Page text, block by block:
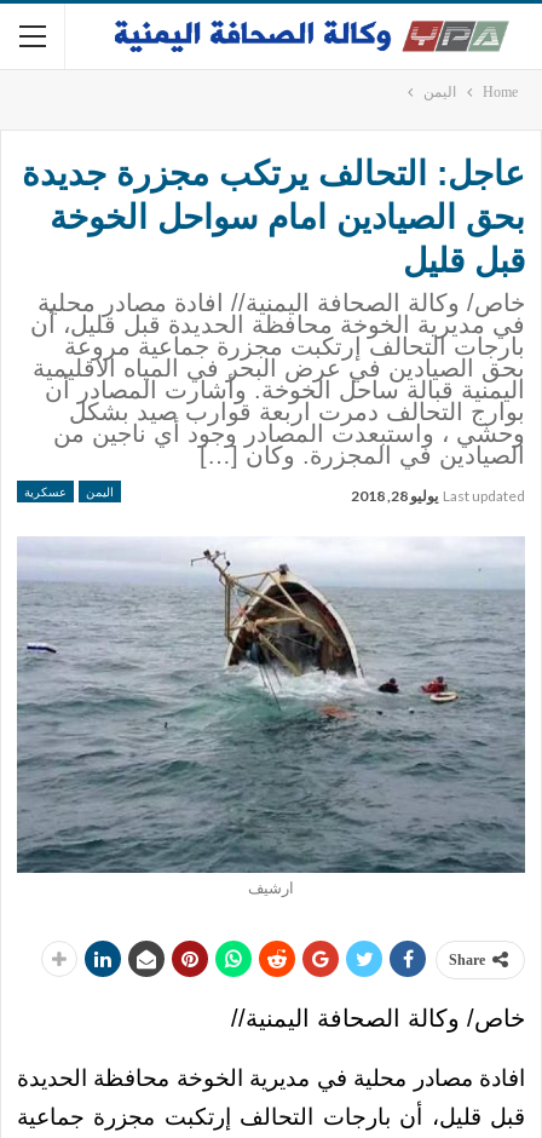
Home اليمن
عاجل: التحالف يرتكب مجزرة جديدة
بحق الصيادين امام سواحل الخوخة
قبل قليل
خاص/ وكالة الصحافة اليمنية// افادة مصادر محلية
في مديرية الخوخة محافظة الحديدة قبل قليل، أن
بارجات التحالف إرتكبت مجزرة جماعية مروعة
بحق الصيادين في عرض البحر في المياه الاقليمية
اليمنية قبالة ساحل الخوخة. وأشارت المصادر أن
بوارج التحالف دمرت اربعة قوارب صيد بشكل
وحشي ، واستبعدت المصادر وجود أي ناجين من
الصيادين في المجزرة. وكان […]
اليمن عسكرية Last updated يوليو 28, 2018
ارشيف
Share
خاص/ وكالة الصحافة اليمنية//
افادة مصادر محلية في مديرية الخوخة محافظة الحديدة
قبل قليل، أن بارجات التحالف إرتكبت مجزرة جماعية